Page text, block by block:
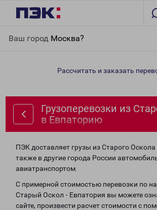
Ваш город Москва?
Евпаторию
Рассчитать и заказать
Грузоперевозки из
в Евпаторию
ПЭК доставляет грузы из Старого
также в другие города России
авиатранспортом.
С примерной стоимостью перевозки по
Старый Оскол - Евпатория вы можете
сайте, произвести расчет стоимости с